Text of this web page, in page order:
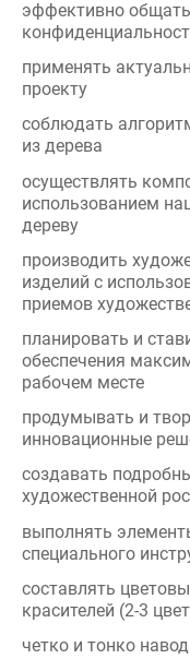
применять
проекту
соблюдать
из дерева
осуществлять
использованием
производить
изделий с
планировать и
обеспечения
продумывать и
инновационные
создавать
художественной
выполнять
специального
составлять
красителей (2-3
четко и тонко
соблюдать в
линий, и